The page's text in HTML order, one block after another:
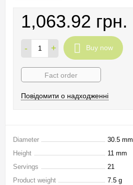
1,063.92 грн.
- + Buy now
Fact order
Повідомити о надходженні
Diameter
30.5 mm
Height
11 mm
Servings
21
Product weight
7.5 g